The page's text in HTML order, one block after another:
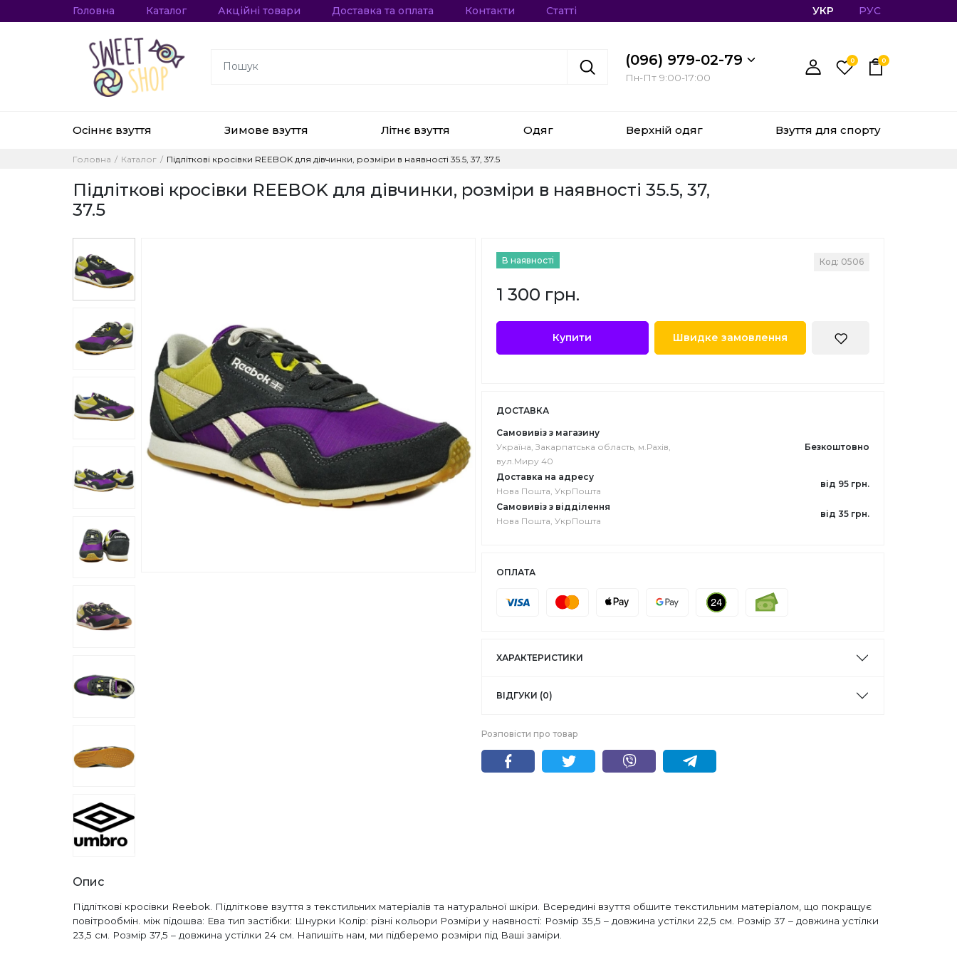
Головна Каталог Акційні товари Доставка та оплата Контакти Статті УКР РУС
(096) 979-02-79
Пн-Пт 9:00-17:00
0 0
Осіннє взуття Зимове взуття Літнє взуття Одяг Верхній одяг Взуття для спорту
Головна Каталог Підліткові кросівки REEBOK для дівчинки, розміри в наявності 35.5, 37, 37.5
Підліткові кросівки REEBOK для дівчинки, розміри в наявності 35.5, 37,
37.5
В наявності Код: 0506
1 300 грн.
Купити Швидке замовлення
ДОСТАВКА
Самовивіз з магазину
Україна, Закарпатська область, м.Рахів,
вул.Миру 40
Безкоштовно
Доставка на адресу
Нова Пошта, УкрПошта
від 95 грн.
Самовивіз з відділення
Нова Пошта, УкрПошта
від 35 грн.
ОПЛАТА
ХАРАКТЕРИСТИКИ
ВІДГУКИ (0)
Розповісти про товар
Опис
Підліткові кросівки Reebok. Підліткове взуття з текстильних матеріалів та натуральної шкіри. Всередині взуття обшите текстильним матеріалом, що покращує
повітрообмін. між підошва: Ева тип застібки: Шнурки Колір: різні кольори Розміри у наявності: Розмір 35,5 – довжина устілки 22,5 см. Розмір 37 – довжина устілки
23,5 см. Розмір 37,5 – довжина устілки 24 см. Напишіть нам, ми підберемо розміри під Ваші заміри.